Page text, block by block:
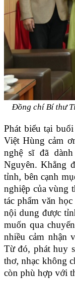
Đồng chí Bí thư
Phát biểu tại
Việt Hùng cảm
nghệ sĩ đã
Nguyên. Khẳng
tỉnh, bên cạnh
nghiệp của vùng
tác phẩm văn
nội dung được
muốn qua
nhiều cảm nhận
Từ đó, phát huy
thơ, nhạc không
còn phù hợp với